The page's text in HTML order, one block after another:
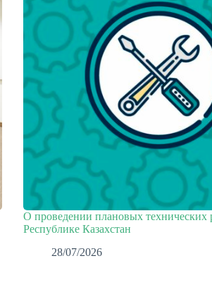
О проведении плановых технических
Республике Казахстан
28/07/2026